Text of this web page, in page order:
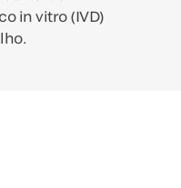
in vitro (IVD)